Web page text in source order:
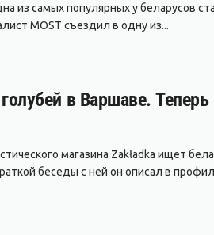
из самых популярных у беларусов
MOST съездил в одну из...
в Варшаве.
магазина Zakładka ищет
беседы с ней он описал в